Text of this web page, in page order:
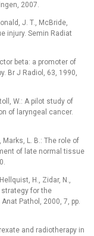
2007.
J. T., McBride,
injury. Semin Radiat
beta: a promoter of
Br J Radiol, 63, 1990,
W.: A pilot study of
of laryngeal cancer.
Marks, L. B.: The role of
of late normal tissue
H., Zidar, N.,
strategy for the
Pathol, 2000, 7, pp.
and radiotherapy in